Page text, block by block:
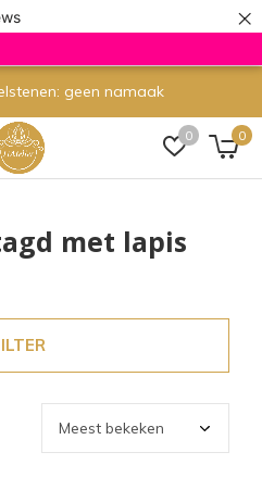
×
0 0
geen namaak
met lapis